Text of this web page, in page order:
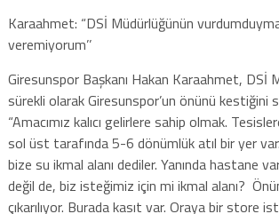
Karaahmet: “DSİ Müdürlüğünün
veremiyorum’’
Giresunspor Başkanı Hakan Karaahmet, DSİ
sürekli olarak Giresunspor’un önünü kestiğini
“Amacımız kalıcı gelirlere sahip olmak.
sol üst tarafında 5-6 dönümlük atıl bir yer
bize su ikmal alanı dediler. Yanında hastane
değil de, biz isteğimiz için mi ikmal alanı?
çıkarılıyor. Burada kasıt var. Oraya bir store